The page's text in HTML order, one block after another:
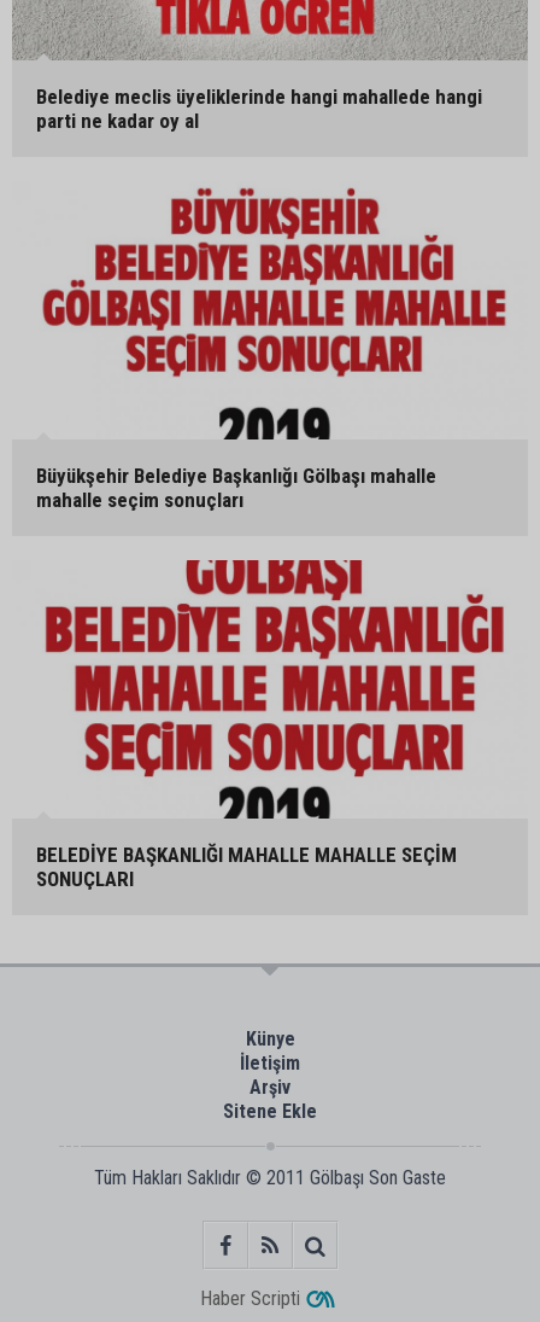
Belediye meclis üyeliklerinde hangi mahallede hangi
parti ne kadar oy al
Büyükşehir Belediye Başkanlığı Gölbaşı mahalle
mahalle seçim sonuçları
BELEDİYE BAŞKANLIĞI MAHALLE MAHALLE SEÇİM
SONUÇLARI
Künye
İletişim
Arşiv
Sitene Ekle
Tüm Hakları Saklıdır © 2011 Gölbaşı Son Gaste
Haber Scripti